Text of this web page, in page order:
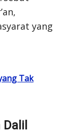
yang
Tak